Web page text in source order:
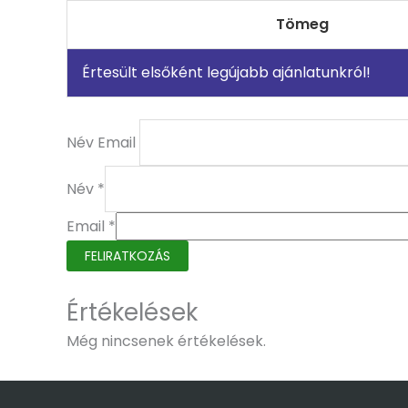
Tömeg
Értesült elsőként legújabb ajánlatunkról!
Név Email
Név *
Email *
FELIRATKOZÁS
Értékelések
Még nincsenek értékelések.